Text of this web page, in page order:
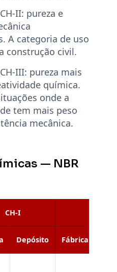
II: pureza e
A categoria de uso
construção civil.
III: pureza mais
química.
onde a
tem mais peso
mecânica.
— NBR
CH-I CH-II
Depósito Fábrica